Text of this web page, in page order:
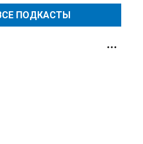
ПОДКАСТЫ